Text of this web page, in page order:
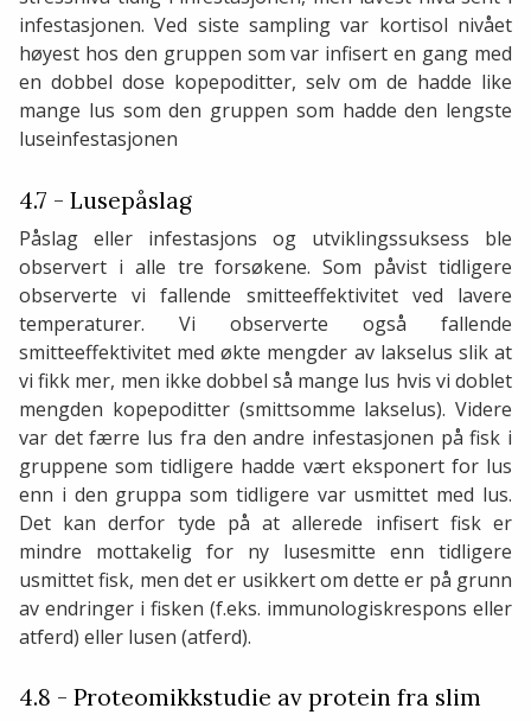
infestasjonen. Ved siste sampling var kortisol nivået
høyest hos den gruppen som var infisert en gang med
en dobbel dose kopepoditter, selv om de hadde like
mange lus som den gruppen som hadde den lengste
luseinfestasjonen
4.7 - Lusepåslag
Påslag eller infestasjons og utviklingssuksess ble
observert i alle tre forsøkene. Som påvist tidligere
observerte vi fallende smitteeffektivitet ved lavere
temperaturer. Vi observerte også fallende
smitteeffektivitet med økte mengder av lakselus slik at
vi fikk mer, men ikke dobbel så mange lus hvis vi doblet
mengden kopepoditter (smittsomme lakselus). Videre
var det færre lus fra den andre infestasjonen på fisk i
gruppene som tidligere hadde vært eksponert for lus
enn i den gruppa som tidligere var usmittet med lus.
Det kan derfor tyde på at allerede infisert fisk er
mindre mottakelig for ny lusesmitte enn tidligere
usmittet fisk, men det er usikkert om dette er på grunn
av endringer i fisken (f.eks. immunologiskrespons eller
atferd) eller lusen (atferd).
4.8 - Proteomikkstudie av protein fra slim